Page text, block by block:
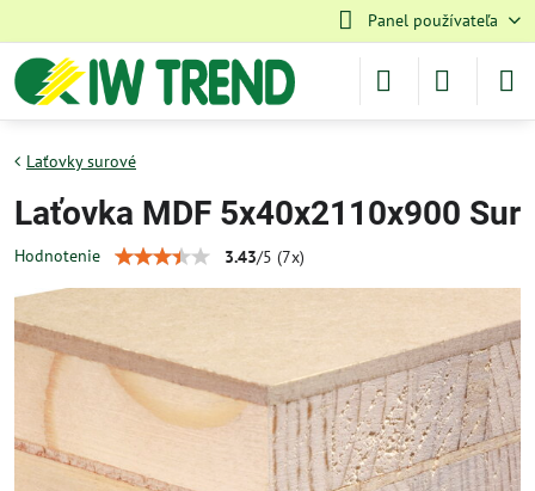
Panel používateľa
Laťovky surové
Laťovka MDF 5x40x2110x900 Sur
Hodnotenie 3.43/5 (7x)